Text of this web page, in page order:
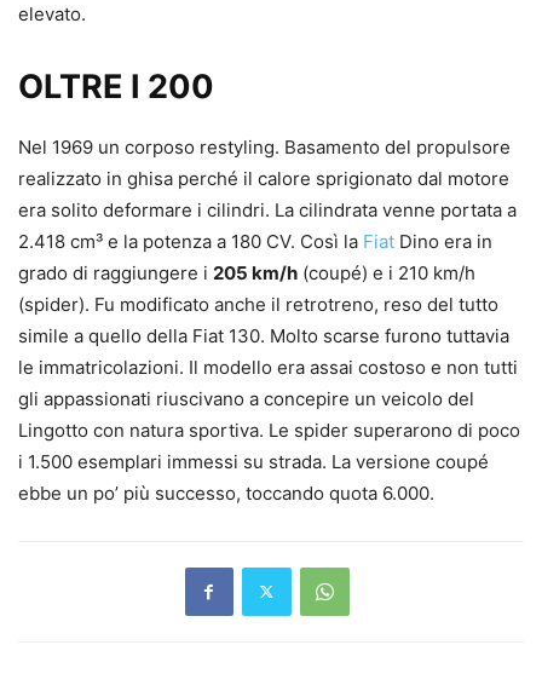
elevato.
OLTRE I 200
Nel 1969 un corposo restyling. Basamento del propulsore
realizzato in ghisa perché il calore sprigionato dal motore
era solito deformare i cilindri. La cilindrata venne portata a
2.418 cm³ e la potenza a 180 CV. Così la Fiat Dino era in
grado di raggiungere i 205 km/h (coupé) e i 210 km/h
(spider). Fu modificato anche il retrotreno, reso del tutto
simile a quello della Fiat 130. Molto scarse furono tuttavia
le immatricolazioni. Il modello era assai costoso e non tutti
gli appassionati riuscivano a concepire un veicolo del
Lingotto con natura sportiva. Le spider superarono di poco
i 1.500 esemplari immessi su strada. La versione coupé
ebbe un po’ più successo, toccando quota 6.000.